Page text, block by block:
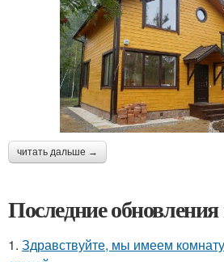
читать дальше →
Последние обновления
1. Здравствуйте, мы имеем